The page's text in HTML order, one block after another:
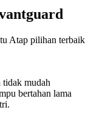
Atap pilihan terbaik
tidak mudah
bertahan lama